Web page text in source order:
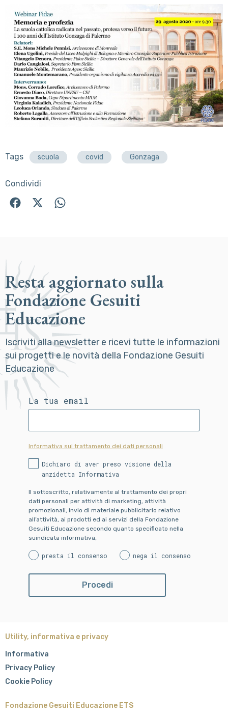
Tags scuola covid Gonzaga
Condividi
Resta aggiornato sulla
Fondazione Gesuiti
Educazione
Iscriviti alla newsletter e ricevi tutte le informazioni
sui progetti e le novità della Fondazione Gesuiti
Educazione
La tua email
Informativa sul trattamento dei dati personali
Dichiaro di aver preso visione della
anzidetta Informativa
Il sottoscritto, relativamente al trattamento dei propri
dati personali per attività di marketing, attività
promozionali, invio di materiale pubblicitario relativo
all’attività, ai prodotti ed ai servizi della Fondazione
Gesuiti Educazione secondo quanto specificato nella
suindicata informativa,
presta il consenso nega il consenso
Utility, informativa e privacy
Informativa
Privacy Policy
Cookie Policy
Fondazione Gesuiti Educazione ETS